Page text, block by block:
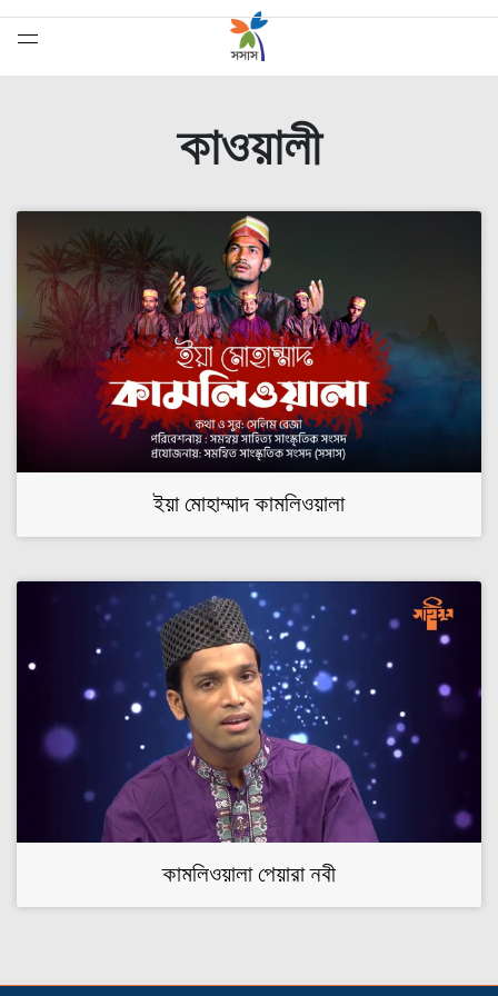
সেরাদের সেরা
কাওয়ালী
ইয়া মোহাম্মাদ কামলিওয়ালা
কামলিওয়ালা পেয়ারা নবী